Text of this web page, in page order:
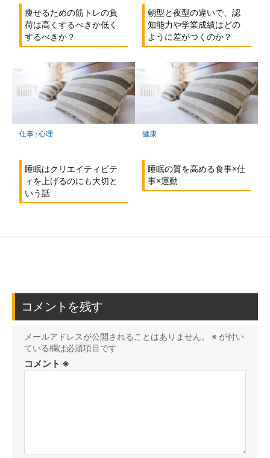
痩せるための筋トレの負
荷は高くするべきか低く
するべきか？
朝型と夜型の違いで、認
知能力や学業成績はどの
ように差がつくのか？
仕事/心理
睡眠はクリエイティビテ
ィを上げるのにも大切と
いう話
健康
睡眠の質を高める食事×仕
事×運動
コメントを残す
メールアドレスが公開されることはありません。 ※ が付い
ている欄は必須項目です
コメント ※